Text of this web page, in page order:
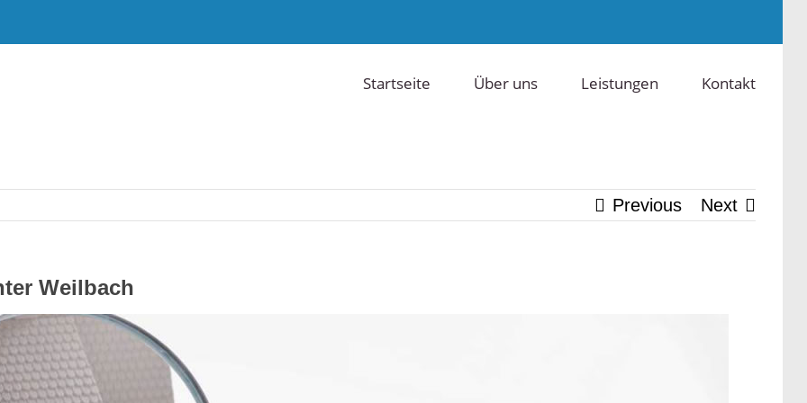
Startseite Über uns Leistungen Kontakt
Previous Next
Weilbach